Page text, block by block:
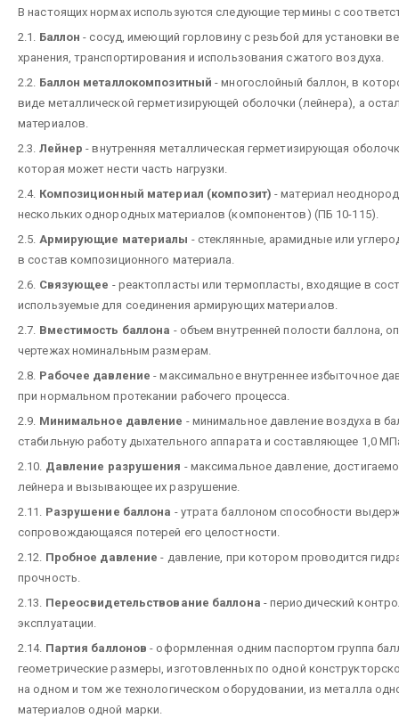
В настоящих нормах используются следующие термины с
2.1. Баллон - сосуд, имеющий горловину с резьбой для установки
хранения, транспортирования и использования сжатого воздуха.
2.2. Баллон металлокомпозитный - многослойный баллон, в
виде металлической герметизирующей оболочки (лейнера), а
материалов.
2.3. Лейнер - внутренняя металлическая герметизирующая
которая может нести часть нагрузки.
2.4. Композиционный материал (композит) - материал
нескольких однородных материалов (компонентов) (ПБ 10-115).
2.5. Армирующие материалы - стеклянные, арамидные или
в состав композиционного материала.
2.6. Связующее - реактопласты или термопласты, входящие в
используемые для соединения армирующих материалов.
2.7. Вместимость баллона - объем внутренней полости баллона,
чертежах номинальным размерам.
2.8. Рабочее давление - максимальное внутреннее избыточное
при нормальном протекании рабочего процесса.
2.9. Минимальное давление - минимальное давление воздуха в
стабильную работу дыхательного аппарата и составляющее 1,0
2.10. Давление разрушения - максимальное давление,
лейнера и вызывающее их разрушение.
2.11. Разрушение баллона - утрата баллоном способности
сопровождающаяся потерей его целостности.
2.12. Пробное давление - давление, при котором проводится
прочность.
2.13. Переосвидетельствование баллона - периодический
эксплуатации.
2.14. Партия баллонов - оформленная одним паспортом группа
геометрические размеры, изготовленных по одной
на одном и том же технологическом оборудовании, из металла
материалов одной марки.